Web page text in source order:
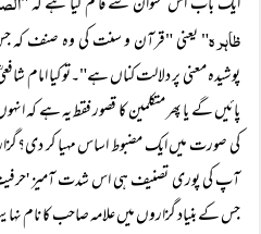
ظاہرہ" یعنی "قرآن و سنت کی وہ صنف کہ
پوشیدہ معنی پر دلالت کناں ہے"۔تو کیا امام
پائیں گے یا پھر متکلمین کا قصور فقط یہ ہے کہ
کی صورت میں ایک مضبوط اساس مہیا کر
آپ کی پوری تصنیف ہی اس شدت آمیز
جس کے بنیاد گزاروں میں علامہ صاحب کا نام